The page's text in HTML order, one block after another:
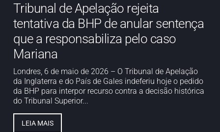
Tribunal de Apelação rejeita
tentativa da BHP de anular sentença
que a responsabiliza pelo caso
Mariana
Londres, 6 de maio de 2026 – O Tribunal de Apelação
da Inglaterra e do País de Gales indeferiu hoje o pedido
da BHP para interpor recurso contra a decisão histórica
do Tribunal Superior...
LEIA MAIS